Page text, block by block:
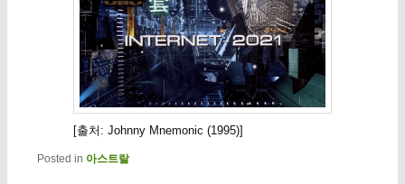
[출처: Johnny Mnemonic (1995)]
Posted in 아스트랄